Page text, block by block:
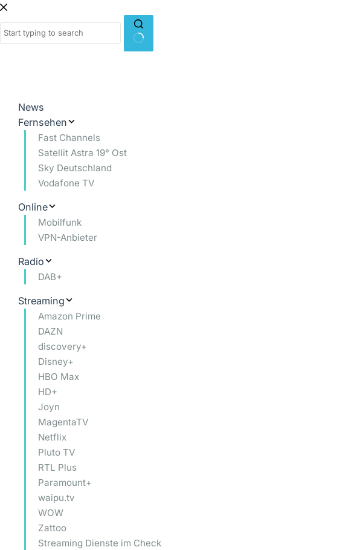
Zum
Inhalt
springen
News
Fernsehen
Fast Channels
Satellit Astra 19° Ost
Sky Deutschland
Vodafone TV
Online
Mobilfunk
VPN-Anbieter
Radio
DAB+
Streaming
Amazon Prime
DAZN
discovery+
Disney+
HBO Max
HD+
Joyn
MagentaTV
Netflix
Pluto TV
RTL Plus
Paramount+
waipu.tv
WOW
Zattoo
Streaming Dienste im Check